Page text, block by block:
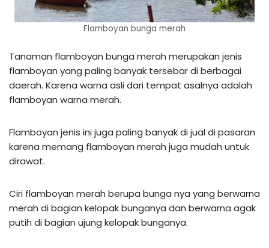
Flamboyan bunga merah
Tanaman flamboyan bunga merah merupakan jenis
flamboyan yang paling banyak tersebar di berbagai
daerah. Karena warna asli dari tempat asalnya adalah
flamboyan warna merah.
Flamboyan jenis ini juga paling banyak di jual di pasaran
karena memang flamboyan merah juga mudah untuk
dirawat.
Ciri flamboyan merah berupa bunga nya yang berwarna
merah di bagian kelopak bunganya dan berwarna agak
putih di bagian ujung kelopak bunganya.